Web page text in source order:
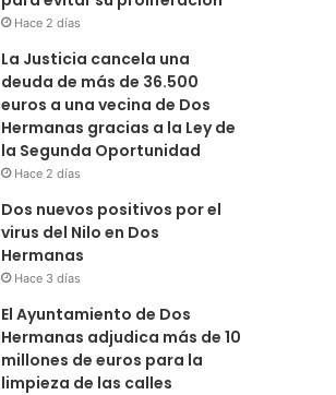
Hace 2 días
La Justicia cancela una
deuda de más de 36.500
euros a una vecina de Dos
Hermanas gracias a la Ley de
la Segunda Oportunidad
Hace 2 días
Dos nuevos positivos por el
virus del Nilo en Dos
Hermanas
Hace 3 días
El Ayuntamiento de Dos
Hermanas adjudica más de 10
millones de euros para la
limpieza de las calles